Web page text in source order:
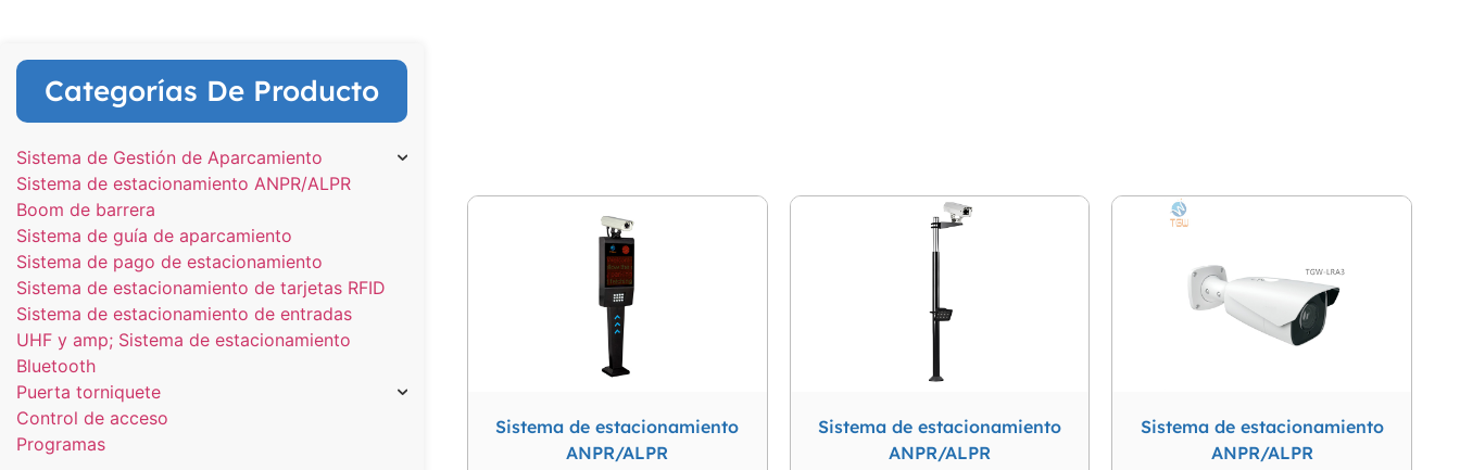
Categorías De Producto
Sistema de Gestión de Aparcamiento
Sistema de estacionamiento ANPR/ALPR
Boom de barrera
Sistema de guía de aparcamiento
Sistema de pago de estacionamiento
Sistema de estacionamiento de tarjetas RFID
Sistema de estacionamiento de entradas
UHF y amp; Sistema de estacionamiento
Bluetooth
Puerta torniquete
Control de acceso
Programas
estacionamiento, sistema de guía de estacionamiento.
Sistema de estacionamiento
ANPR/ALPR
Sistema de estacionamiento
ANPR/ALPR
Sistema de estacionamiento
ANPR/ALPR